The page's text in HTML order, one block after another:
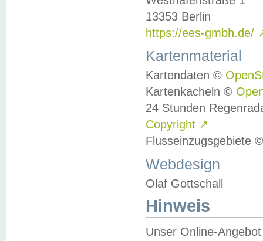
13353 Berlin
https://ees-gmbh.de/
Kartenmaterial
Kartendaten ©
Kartenkacheln ©
24 Stunden
Copyright ↗
Flusseinzugsgebiete
Webdesign
Olaf Gottschall
Hinweis
Unser Online-